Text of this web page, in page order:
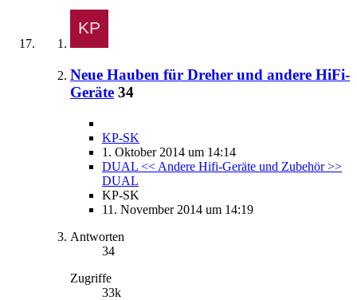
Neue Hauben für Dreher und andere HiFi-
Geräte 34
KP-SK
1. Oktober 2014 um 14:14
DUAL << Andere Hifi-Geräte und Zubehör >>
DUAL
KP-SK
11. November 2014 um 14:19
Antworten
34
Zugriffe
33k